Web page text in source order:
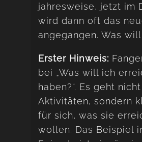
jahresweise, jetzt im
wird dann oft das
angegangen. Was
Erster Hinweis:
bei „Was will ich
haben?“. Es geht
Aktivitäten, sondern
für sich, was sie
wollen. Das Beispiel